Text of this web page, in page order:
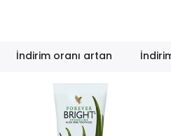
İndirim oranı artan